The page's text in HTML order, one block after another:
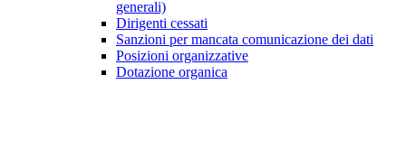
generali)
Dirigenti cessati
Sanzioni per mancata comunicazione dei dati
Posizioni organizzative
Dotazione organica